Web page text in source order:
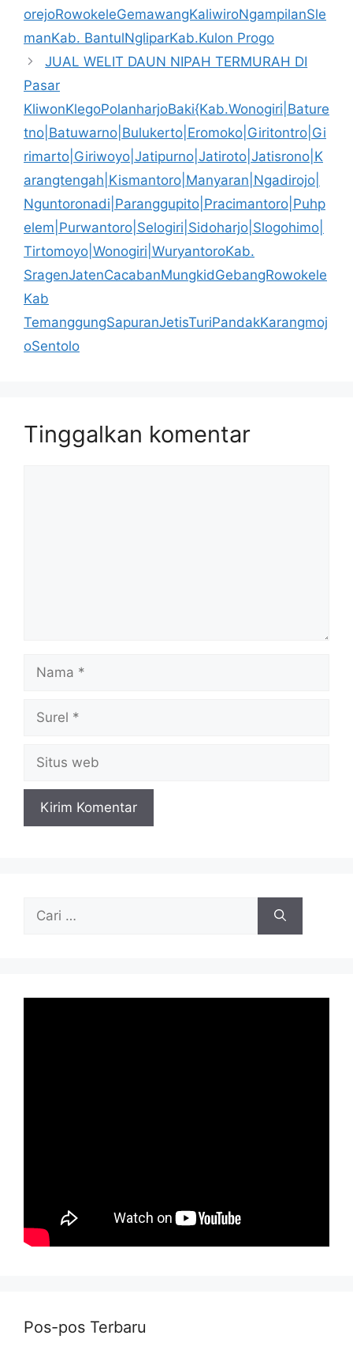
orejoRowokeleGemawangKaliwiroNgampilanSle
manKab. BantulNgliparKab.Kulon Progo
JUAL WELIT DAUN NIPAH TERMURAH DI
Pasar
KliwonKlegoPolanharjoBaki{Kab.Wonogiri|Bature
tno|Batuwarno|Bulukerto|Eromoko|Giritontro|Gi
rimarto|Giriwoyo|Jatipurno|Jatiroto|Jatisrono|K
arangtengah|Kismantoro|Manyaran|Ngadirojo|
Nguntoronadi|Paranggupito|Pracimantoro|Puhp
elem|Purwantoro|Selogiri|Sidoharjo|Slogohimo|
Tirtomoyo|Wonogiri|WuryantoroKab.
SragenJatenCacabanMungkidGebangRowokele
Kab
TemanggungSapuranJetisTuriPandakKarangmoj
oSentolo
Tinggalkan komentar
Nama
Surel
Situs
web
Cari
Pos-pos Terbaru